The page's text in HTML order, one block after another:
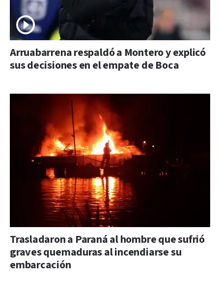
Arruabarrena respaldó a Montero y explicó
sus decisiones en el empate de Boca
Trasladaron a Paraná al hombre que sufrió
graves quemaduras al incendiarse su
embarcación